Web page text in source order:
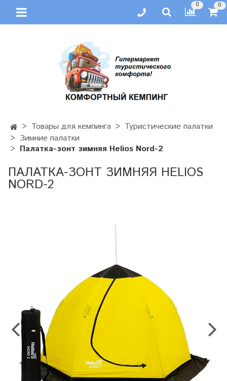
0 0
Товары для кемпинга
Туристические палатки
Зимние палатки
Палатка-зонт зимняя Helios Nord-2
ПАЛАТКА-ЗОНТ ЗИМНЯЯ HELIOS
NORD-2